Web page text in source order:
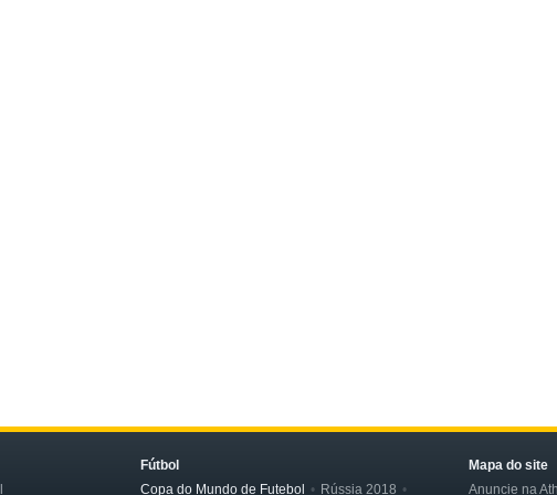
Fútbol
Copa do Mundo de Futebol
Rússia 2018
Mapa do site
Anuncie na